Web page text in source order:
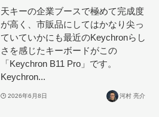
天キーの企業ブースで極めて完成度
が高く、市販品にしてはかなり尖っ
ていていかにも最近のKeychronらし
さを感じたキーボードがこの
「Keychron B11 Pro」です。
Keychron...
2026年6月8日 河村 亮介